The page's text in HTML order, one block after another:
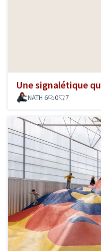
Une signalétique
NATH 6
0 7